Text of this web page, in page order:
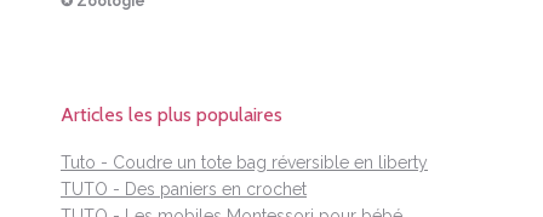
Articles les plus populaires
Tuto - Coudre un tote bag réversible en liberty
TUTO - Des paniers en crochet